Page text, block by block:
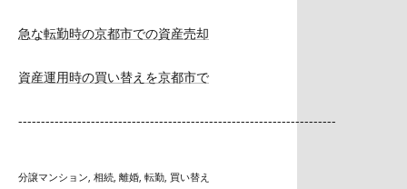
急な転勤時の京都市での資産売却
資産運用時の買い替えを京都市で
----------------------------------------------------------------------
分譲マンション 相続 離婚 転勤 買い替え